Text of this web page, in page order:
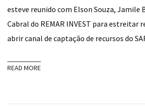
esteve reunido com Elson Souza, Jamile
Cabral do REMAR INVEST para estreitar
abrir canal de captação de recursos do
READ MORE